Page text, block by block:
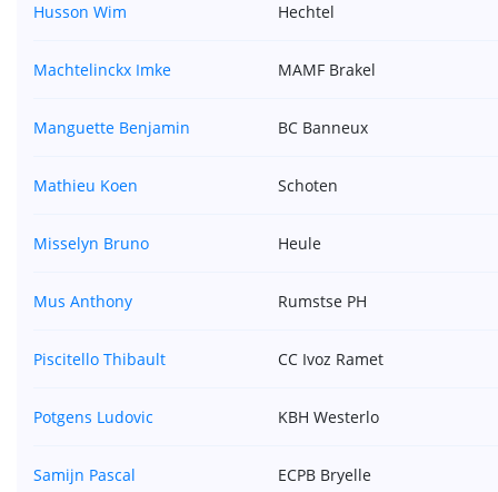
Husson Wim Hechtel
Machtelinckx Imke MAMF Brakel
Manguette Benjamin BC Banneux
Mathieu Koen Schoten
Misselyn Bruno Heule
Mus Anthony Rumstse PH
Piscitello Thibault CC Ivoz Ramet
Potgens Ludovic KBH Westerlo
Samijn Pascal ECPB Bryelle